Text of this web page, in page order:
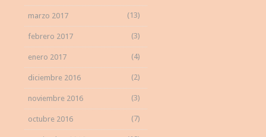
marzo 2017 (13)
febrero 2017 (3)
enero 2017 (4)
diciembre 2016 (2)
noviembre 2016 (3)
octubre 2016 (7)